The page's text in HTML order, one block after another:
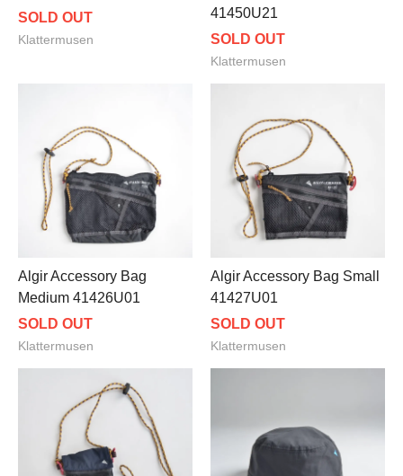
SOLD OUT
Klattermusen
41450U21
SOLD OUT
Klattermusen
Algir Accessory Bag
Medium 41426U01
SOLD OUT
Klattermusen
Algir Accessory Bag Small
41427U01
SOLD OUT
Klattermusen